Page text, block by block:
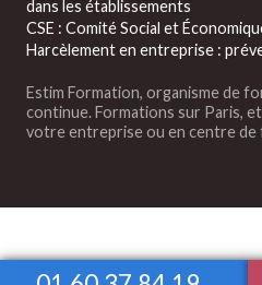
dans les établissements
CSE : Comité Social et
Harcèlement en entreprise :
Estim Formation, organisme de
continue. Formations sur Paris,
votre entreprise ou en centre de